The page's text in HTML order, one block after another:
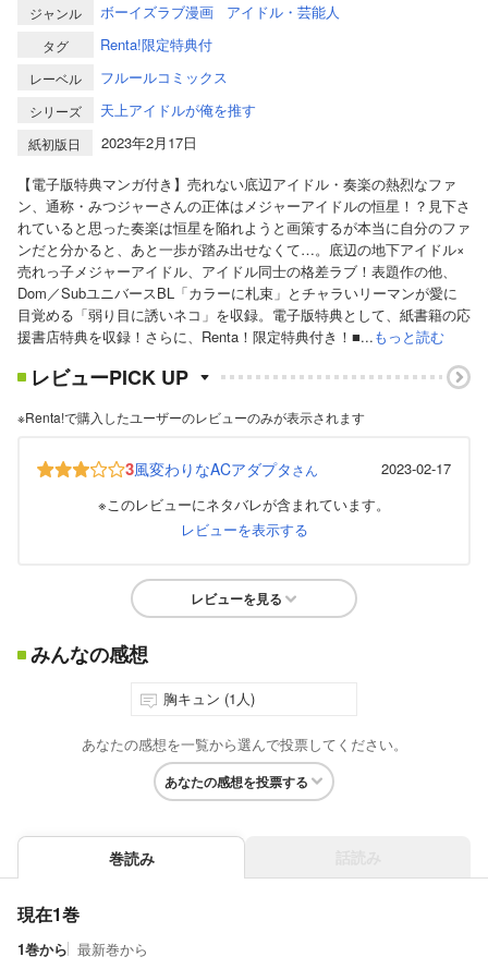
ジャンル ボーイズラブ漫画 アイドル・芸能人
タグ Renta!限定特典付
レーベル フルールコミックス
シリーズ 天上アイドルが俺を推す
紙初版日
2023年2月17日
【電子版特典マンガ付き】売れない底辺アイドル・奏楽の熱烈なファ
ン、通称・みつジャーさんの正体はメジャーアイドルの恒星！？見下さ
れていると思った奏楽は恒星を陥れようと画策するが本当に自分のファ
ンだと分かると、あと一歩が踏み出せなくて…。底辺の地下アイドル×
売れっ子メジャーアイドル、アイドル同士の格差ラブ！表題作の他、
Dom／SubユニバースBL「カラーに札束」とチャラいリーマンが愛に
目覚める「弱り目に誘いネコ」を収録。電子版特典として、紙書籍の応
援書店特典を収録！さらに、Renta！限定特典付き！■...もっと読む
レビューPICK UP
※Renta!で購入したユーザーのレビューのみが表示されます
3風変わりなACアダプタさん
2023-02-17
※このレビューにネタバレが含まれています。
レビューを表示する
レビューを見る
みんなの感想
胸キュン (1人)
あなたの感想を一覧から選んで投票してください。
あなたの感想を投票する
巻読み
現在1巻
1巻から 最新巻から